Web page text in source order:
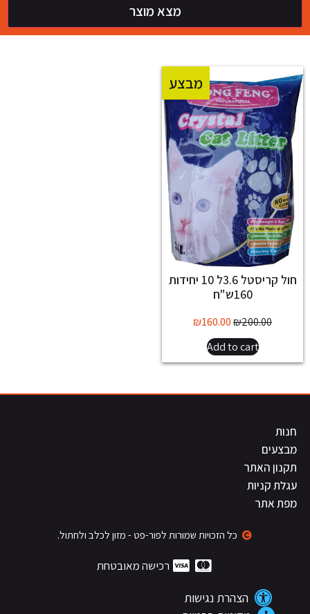
מצא מוצר
מבצע
חול קריסטל 3.6ל 10 יחידות
160ש"ח
₪200.00
₪160.00
Add to cart
חנות
מבצעים
תקנון האתר
עגלת קניות
מפת אתר
כל הזכויות שמורות לפור-פט - מזון לכלב ולחתול.
רכישה מאובטחת
הצהרת נגישות